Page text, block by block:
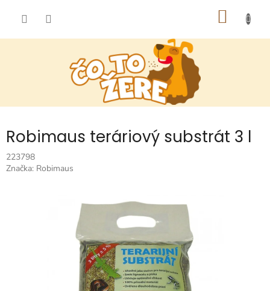
Robimaus teráriový substrát 3 l
223798
Značka: Robimaus